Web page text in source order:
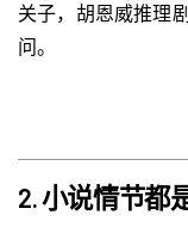
关子，胡恩威推理
问。
2. 小说情节都